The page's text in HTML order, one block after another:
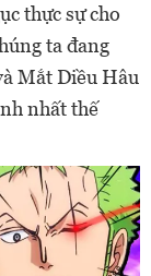
thực sự cho
ta đang
Mắt Diều Hâu
nhất thế